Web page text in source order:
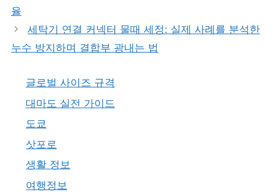
율
세탁기 연결 커넥터 물때 세정: 실제 사례를 분석한
누수 방지하며 결합부 광내는 법
글로벌 사이즈 규격
대마도 실전 가이드
도쿄
삿포로
생활 정보
여행정보